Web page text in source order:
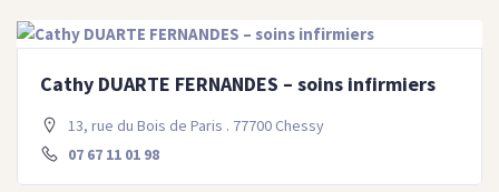
Cathy DUARTE FERNANDES – soins infirmiers
13, rue du Bois de Paris . 77700 Chessy
07 67 11 01 98